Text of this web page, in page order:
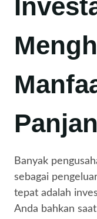
Banyak
sebagai
tepat adalah
Anda bahkan